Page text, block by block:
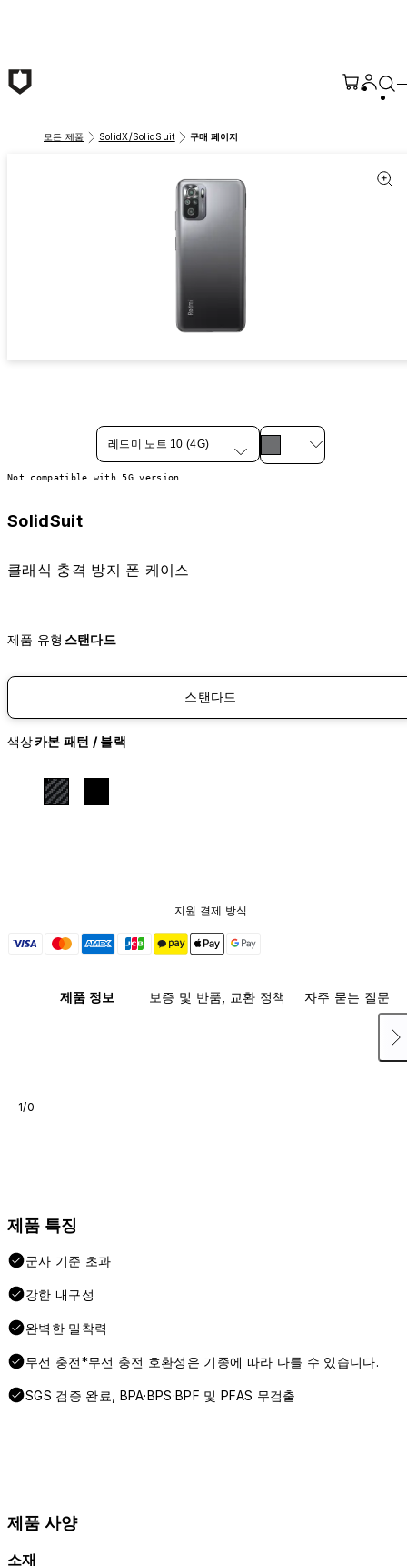
모든 제품 SolidX/SolidSuit 구매 페이지
레드미 노트 10 (4G)
Not compatible with 5G version
SolidSuit
클래식 충격 방지 폰 케이스
제품 유형 스탠다드
스탠다드
색상카본 패턴 / 블랙
지원 결제 방식
제품 정보 보증 및 반품, 교환 정책 자주 묻는 질문
1/0
제품 특징
군사 기준 초과
강한 내구성
완벽한 밀착력
무선 충전*무선 충전 호환성은 기종에 따라 다를 수 있습니다.
SGS 검증 완료, BPA·BPS·BPF 및 PFAS 무검출
제품 사양
소재